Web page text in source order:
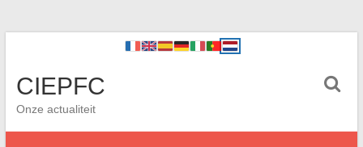
CIEPFC
Onze actualiteit